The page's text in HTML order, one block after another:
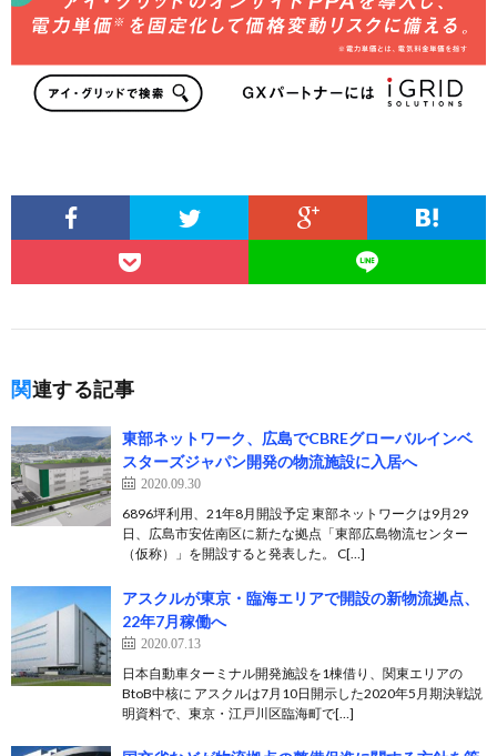
関連する記事
東部ネットワーク、広島でCBREグローバルインベ
スターズジャパン開発の物流施設に入居へ
2020.09.30
6896坪利用、21年8月開設予定 東部ネットワークは9月29
日、広島市安佐南区に新たな拠点「東部広島物流センター
（仮称）」を開設すると発表した。 C[…]
アスクルが東京・臨海エリアで開設の新物流拠点、
22年7月稼働へ
2020.07.13
日本自動車ターミナル開発施設を1棟借り、関東エリアの
BtoB中核に アスクルは7月10日開示した2020年5月期決戦説
明資料で、東京・江戸川区臨海町で[…]